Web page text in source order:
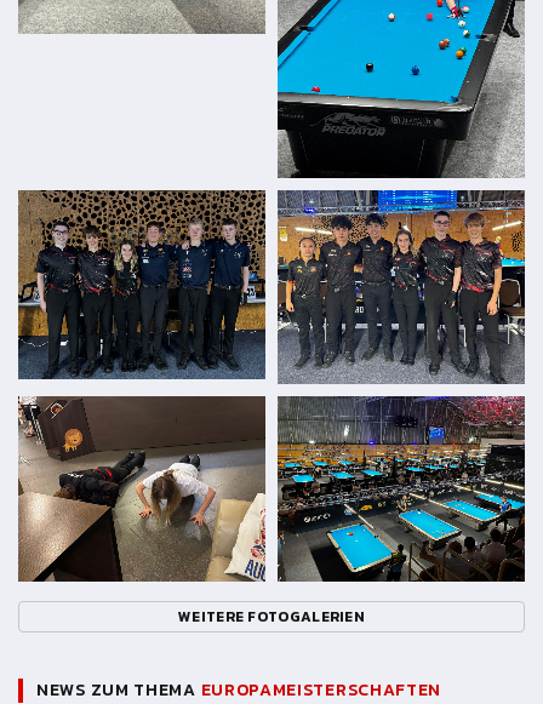
WEITERE FOTOGALERIEN
NEWS ZUM THEMA EUROPAMEISTERSCHAFTEN